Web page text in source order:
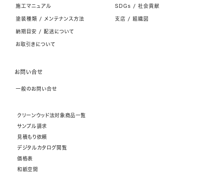
施工マニュアル
塗装種類 / メンテナンス方法
納期目安 / 配送について
お取引きについて
SDGs / 社会貢献
支店 / 組織図
お問い合せ
一般のお問い合せ
クリーンウッド法対象商品一覧
サンプル請求
見積もり依頼
デジタルカタログ閲覧
価格表
和紙空間